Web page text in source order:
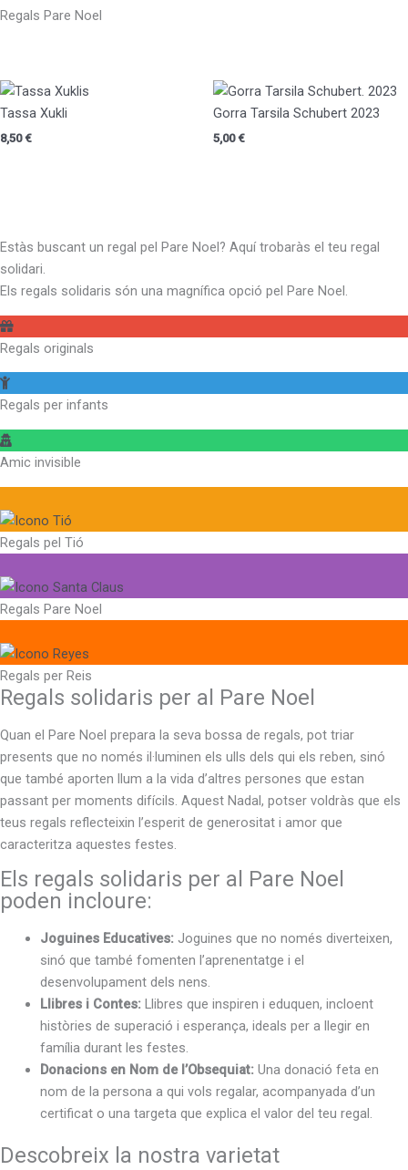
Regals Pare Noel
Tassa Xukli
8,50€
Gorra Tarsila Schubert 2023
5,00€
Estàs buscant un regal pel Pare Noel? Aquí trobaràs el teu regal
solidari.
Els regals solidaris són una magnífica opció pel Pare Noel.
Regals originals
Regals per infants
Amic invisible
Regals pel Tió
Regals Pare Noel
Regals per Reis
Regals solidaris per al Pare Noel
Quan el Pare Noel prepara la seva bossa de regals, pot triar
presents que no només il·luminen els ulls dels qui els reben, sinó
que també aporten llum a la vida d’altres persones que estan
passant per moments difícils. Aquest Nadal, potser voldràs que els
teus regals reflecteixin l’esperit de generositat i amor que
caracteritza aquestes festes.
Els regals solidaris per al Pare Noel
poden incloure:
Joguines Educatives:Joguines que no només diverteixen,
sinó que també fomenten l’aprenentatge i el
desenvolupament dels nens.
Llibres i Contes:Llibres que inspiren i eduquen, incloent
històries de superació i esperança, ideals per a llegir en
família durant les festes.
Donacions en Nom de l’Obsequiat:Una donació feta en
nom de la persona a qui vols regalar, acompanyada d’un
certificat o una targeta que explica el valor del teu regal.
Descobreix la nostra varietat